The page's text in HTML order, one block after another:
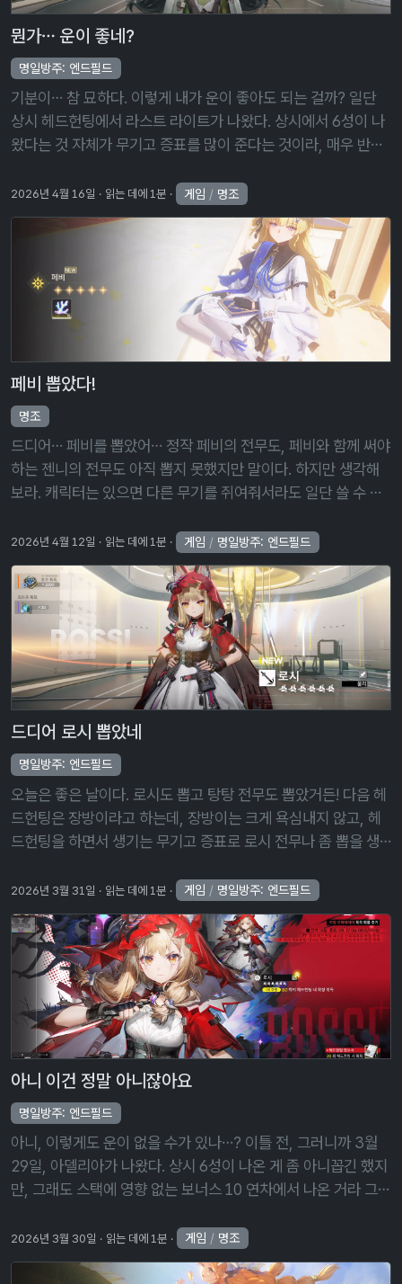
뭔가… 운이 좋네?
명일방주: 엔드필드
기분이… 참 묘하다. 이렇게 내가 운이 좋아도 되는 걸까? 일단
상시 헤드헌팅에서 라스트 라이트가 나왔다. 상시에서 6성이 나
왔다는 것 자체가 무기고 증표를 많이 준다는 것이라, 매우 반가
라, 제법 이른 …
2026년 4월 16일 읽는 데에 1분 게임 / 명조
페비 뽑았다!
명조
드디어… 페비를 뽑았어… 정작 페비의 전무도, 페비와 함께 써야
하는 젠니의 전무도 아직 뽑지 못했지만 말이다. 하지만 생각해
보라. 캐릭터는 있으면 다른 무기를 쥐여줘서라도 일단 쓸 수 있
러니까 전무보 …
2026년 4월 12일 읽는 데에 1분 게임 / 명일방주: 엔드필드
드디어 로시 뽑았네
명일방주: 엔드필드
오늘은 좋은 날이다. 로시도 뽑고 탕탕 전무도 뽑았거든! 다음 헤
드헌팅은 장방이라고 하는데, 장방이는 크게 욕심내지 않고, 헤
드헌팅을 하면서 생기는 무기고 증표로 로시 전무나 좀 뽑을 생
의 전무도 뽑 …
2026년 3월 31일 읽는 데에 1분 게임 / 명일방주: 엔드필드
아니 이건 정말 아니잖아요
명일방주: 엔드필드
아니, 이렇게도 운이 없을 수가 있나…? 이틀 전, 그러니까 3월
29일, 아델리아가 나왔다. 상시 6성이 나온 게 좀 아니꼽긴 했지
만, 그래도 스택에 영향 없는 보너스 10 연차에서 나온 거라 그냥
오면 …
2026년 3월 30일 읽는 데에 1분 게임 / 명조